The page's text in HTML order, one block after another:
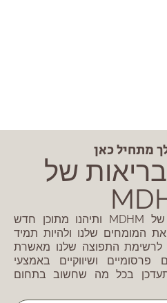
מתחיל כאן
של
הצטרפו לקהילת הבריאות של MDHM ותיהנו מתוכן חדש
את המומחים שלנו ולהיות תמיד
התפוצה שלנו מאשרת
ושיווקיים באמצעי
בכל מה שחשוב בתחום